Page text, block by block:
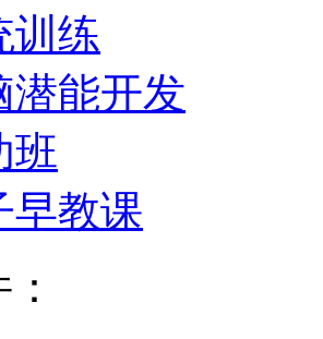
训练
潜能开发
班
早教课